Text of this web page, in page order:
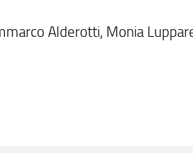
Alderotti, Monia